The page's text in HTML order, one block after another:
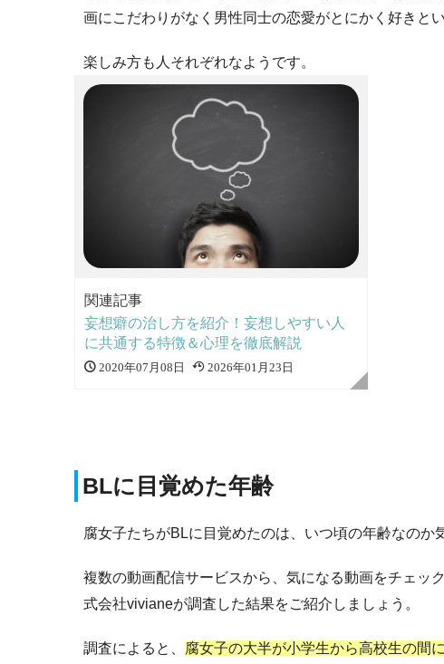
画にこだわりがなく男性同士の恋愛がとにかく好きと
楽しみ方も人それぞれなようです。
関連記事
妄想癖の治し方を紹介！妄想しやすい人
に共通する特徴＆心理を徹底解説
2020年07月08日 2026年01月23日
BLに目覚めた年齢
腐女子たちがBLに目覚めたのは、いつ頃の年齢なのか
複数の動画配信サービスから、気になる動画をチェッ
式会社vivianeが調査した結果をご紹介しましょう。
調査によると、 腐女子の大半が小学生から高校生の間